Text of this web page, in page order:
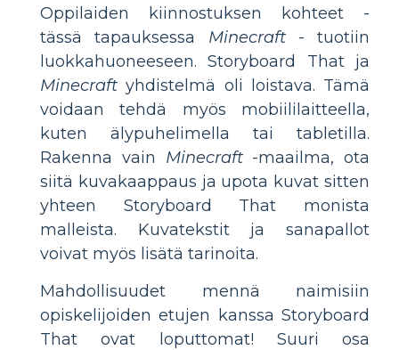
Oppilaiden kiinnostuksen kohteet -
tässä tapauksessa Minecraft- tuotiin
luokkahuoneeseen. Storyboard That ja
Minecraft yhdistelmä oli loistava. Tämä
voidaan tehdä myös mobiililaitteella,
kuten älypuhelimella tai tabletilla.
Rakenna vain Minecraft-maailma, ota
siitä kuvakaappaus ja upota kuvat sitten
yhteen Storyboard That monista
malleista. Kuvatekstit ja sanapallot
voivat myös lisätä tarinoita.
Mahdollisuudet mennä naimisiin
opiskelijoiden etujen kanssa Storyboard
That ovat loputtomat! Suuri osa